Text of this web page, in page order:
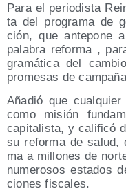
Para el perio­dis­ta
ta del pro­gra­ma de
ción, que ante­po­ne
pala­bra refor­ma ,
gra­má­ti­ca del
pro­me­sas de
Aña­dió que
como misión
capi­ta­lis­ta, y cali­fi­có
su refor­ma de salud,
ma a millo­nes de
nume­ro­sos esta­dos
cio­nes fiscales.